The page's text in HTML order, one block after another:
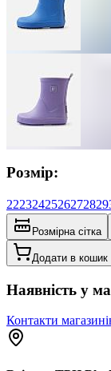
Розмір:
2223242526272829
Розмірна сітка
Додати в кошик
Наявність у
Контакти